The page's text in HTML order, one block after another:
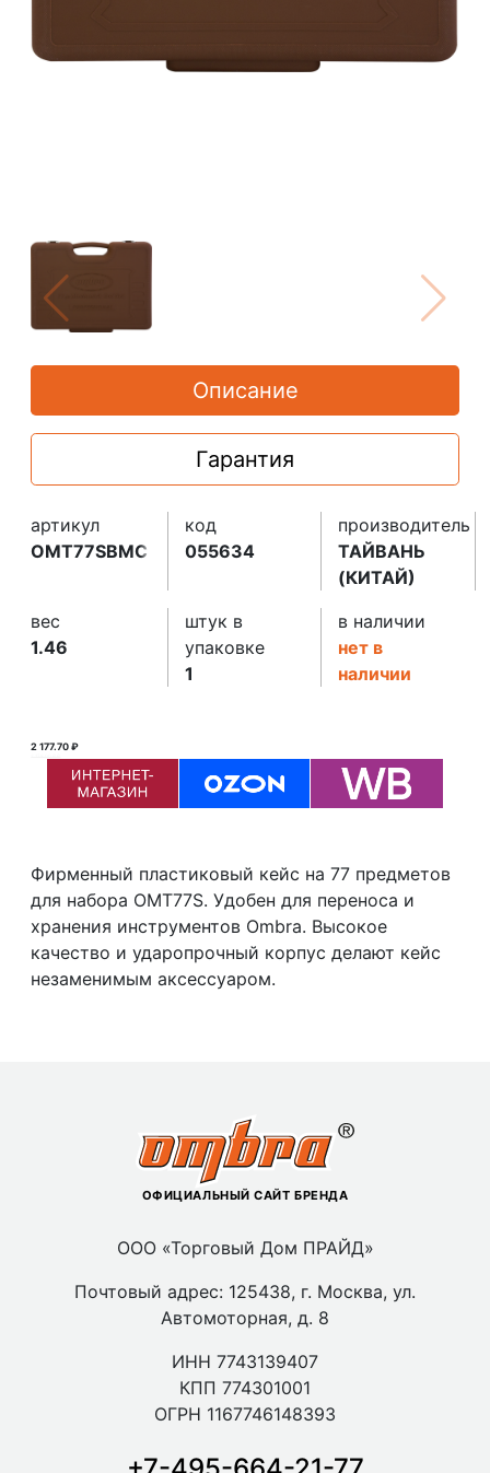
Описание
Гарантия
артикул
OMT77SBMC
код
055634
производитель
ТАЙВАНЬ
(КИТАЙ)
вес
1.46
штук в
упаковке
1
в наличии
нет в
наличии
2 177.70 ₽
Фирменный пластиковый кейс на 77 предметов
для набора OMT77S. Удобен для переноса и
хранения инструментов Оmbra. Высокое
качество и ударопрочный корпус делают кейс
незаменимым аксессуаром.
ОФИЦИАЛЬНЫЙ САЙТ БРЕНДА
ООО «Торговый Дом ПРАЙД»
Почтовый адрес: 125438, г. Москва, ул.
Автомоторная, д. 8
ИНН 7743139407
КПП 774301001
ОГРН 1167746148393